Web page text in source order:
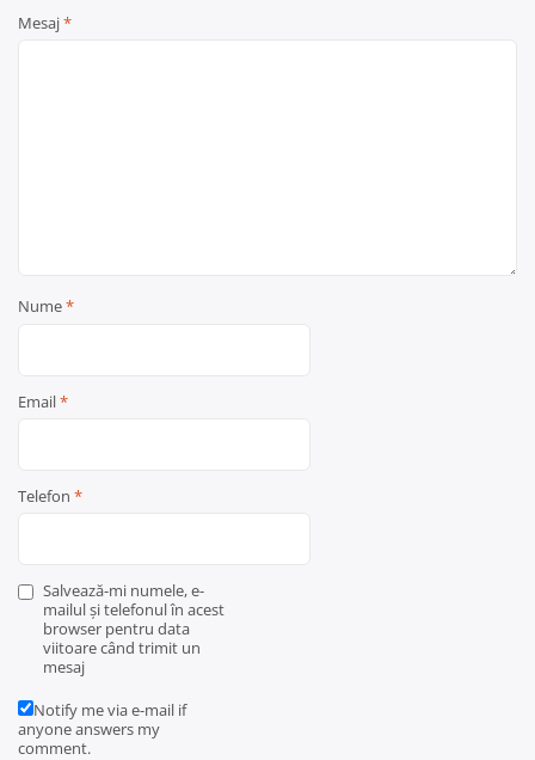
Mesaj*
Nume*
Email*
Telefon *
Salvează-mi numele, e-
mailul și telefonul în acest
browser pentru data
viitoare când trimit un
mesaj
Notify me via e-mail if
anyone answers my
comment.